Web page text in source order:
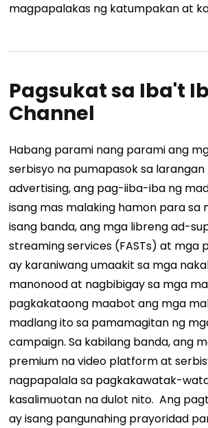
magpapalakas ng katumpakan at
Pagsukat sa Iba't
Channel
Habang parami nang parami ang
serbisyo na pumapasok sa larangan
advertising, ang pag-iiba-iba ng
isang mas malaking hamon para sa
isang banda, ang mga libreng ad-
streaming services (FASTs) at mga
ay karaniwang umaakit sa mga
manonood at nagbibigay sa mga
pagkakataong maabot ang mga
madlang ito sa pamamagitan ng
campaign. Sa kabilang banda, ang
premium na video platform at
nagpapalala sa pagkakawatak-
kasalimuotan na dulot nito. Ang
ay isang pangunahing prayoridad